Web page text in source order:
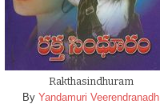
Rakthasindhuram
By Yandamuri Veerendranadh